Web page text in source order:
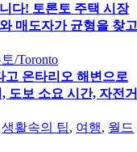
다! 토론토 주택 시장
매도자가 균형을 찾
/Toronto
고 온타리오 해변으로
도보 소요 시간, 자전
생활속의 팁, 여행, 월드